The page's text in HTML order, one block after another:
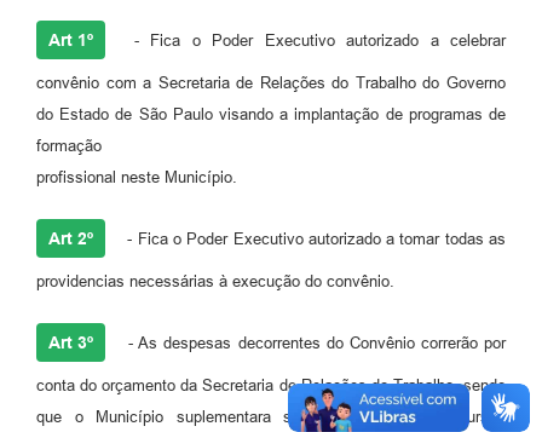
Contas Públicas
Editais
Jornal
Agenda
Contato
FAQ
Art 1º - Fica o Poder Executivo autorizado a celebrar
convênio com a Secretaria de Relações do Trabalho do Governo
do Estado de São Paulo visando a implantação de programas de
formação
profissional neste Município.
Art 2º - Fica o Poder Executivo autorizado a tomar todas as
providencias necessárias à execução do convênio.
Art 3º - As despesas decorrentes do Convênio correrão por
conta do orçamento da Secretaria de Relações do Trabalho, sendo
que o Município suplementara se necessário com recursos